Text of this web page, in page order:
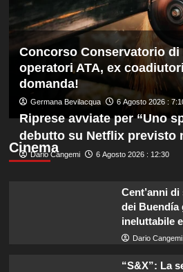
Concorso Conservatorio di
operatori ATA, ex
domanda!
Germana Bevilacqua 6 Agosto 2026 :
Cinema
Riprese avviate per “Uno
debutto su Netflix previsto
Dario Cangemi 6 Agosto 2026 : 12:30
Cent’anni
dei Buendía
ineluttabile
Dario Cangemi
“S&X”: La